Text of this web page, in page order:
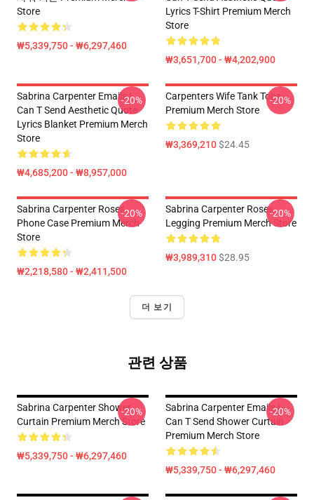
Store
₩5,339,750 - ₩6,297,460
Lyrics T-Shirt Premium Merch
Store
₩3,651,700 - ₩4,202,900
Sabrina Carpenter Emails I
Can T Send Aesthetic Quote
Lyrics Blanket Premium Merch
Store
₩4,685,200 - ₩8,957,000
-20%
Carpenters Wife Tank Tops
Premium Merch Store
₩3,369,210$24.45
-20%
Sabrina Carpenter Roses
Phone Case Premium Merch
Store
₩2,218,580 - ₩2,411,500
-20%
Sabrina Carpenter Roses
Legging Premium Merch Store
₩3,989,310$28.95
-20%
더 보기
관련 상품
Sabrina Carpenter Shower
Curtain Premium Merch Store
₩5,339,750 - ₩6,297,460
-20%
Sabrina Carpenter Emails I
Can T Send Shower Curtain
Premium Merch Store
₩5,339,750 - ₩6,297,460
-20%